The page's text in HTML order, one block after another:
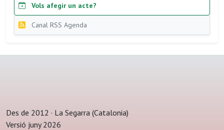
Vols afegir un acte?
Canal RSS Agenda
Des de 2012 · La Segarra (Catalonia)
Versió juny 2026